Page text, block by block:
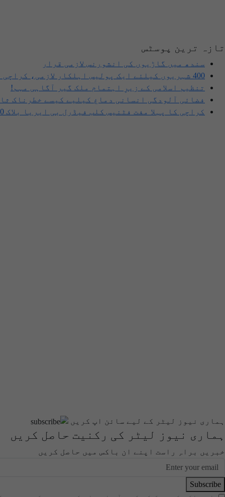
تازہ ترین پوسٹس
سندھ میں گاڑیوں کی انشورنس لازمی قرار
400 شہریوں کیلئے ایک پولیس اہلکار لازمی، کراچی میں صورتحال کیا ہے؟
تنظیم اسلامی کے زیرِ اہتمام ملک گیر آگاہی مہم!
فضائی آلودگی انسانی دماغ کیلیے کیسے خطرناک
کراچی کا پہلا مفت فٹنیس کلب فیڈرل بی ایریا بلاک 10 میں قائم
ہماری نیوز لیٹر کے لیے سائن اپ کریں
ہماری نیوز لیٹر کی رکنیت حاصل کریں
خبریں براہِ راست اپنے ان باکس میں حاصل کریں
Subscribe